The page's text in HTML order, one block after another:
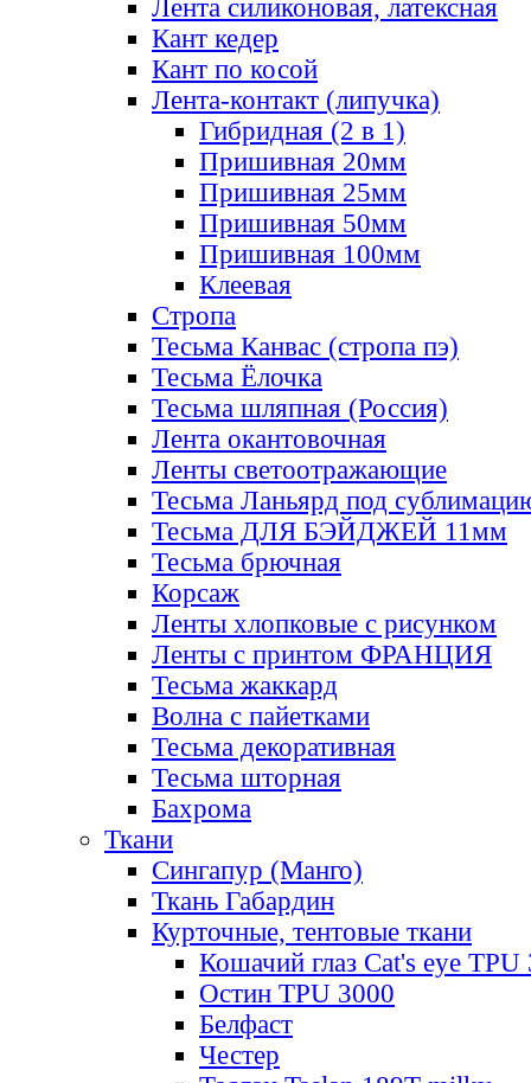
Лента силиконовая, латексная
Кант кедер
Кант по косой
Лента-контакт (липучка)
Гибридная (2 в 1)
Пришивная 20мм
Пришивная 25мм
Пришивная 50мм
Пришивная 100мм
Клеевая
Стропа
Тесьма Канвас (стропа пэ)
Тесьма Ёлочка
Тесьма шляпная (Россия)
Лента окантовочная
Ленты светоотражающие
Тесьма Ланьярд под
Тесьма ДЛЯ БЭЙДЖЕЙ 11мм
Тесьма брючная
Корсаж
Ленты хлопковые с рисунком
Ленты с принтом ФРАНЦИЯ
Тесьма жаккард
Волна с пайетками
Тесьма декоративная
Тесьма шторная
Бахрома
Ткани
Сингапур (Манго)
Ткань Габардин
Курточные, тентовые ткани
Кошачий глаз Cat's eye TPU
Остин TPU 3000
Белфаст
Честер